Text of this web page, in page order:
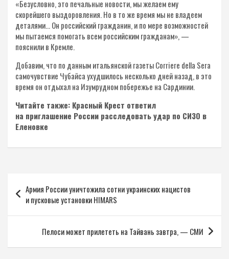
«Безусловно, это печальные новости, мы желаем ему
скорейшего выздоровления. Но в то же время мы не владеем
деталями… Он российский гражданин, и по мере возможностей
мы пытаемся помогать всем российским гражданам», —
пояснили в Кремле.
Добавим, что по данным итальянской газеты Corriere della Sera
самочувствие Чубайса ухудшилось несколько дней назад, в это
время он отдыхал на Изумрудном побережье на Сардинии.
Читайте также: Красный Крест ответил
на приглашение России расследовать удар по СИЗО в
Еленовке
по
записям
Армия России уничтожила сотни украинских нацистов
и пусковые установки HIMARS
Пелоси может прилететь на Тайвань завтра, — СМИ